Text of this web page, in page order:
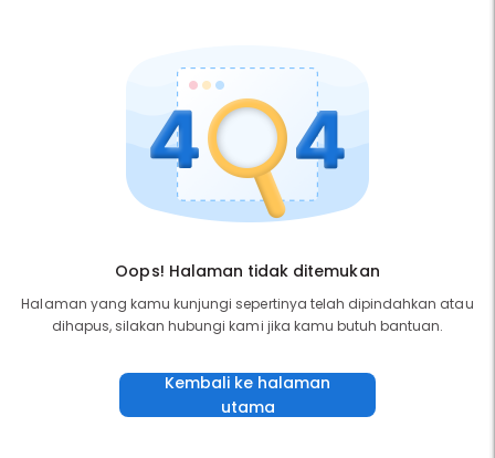
Oops! Halaman tidak ditemukan
Halaman yang kamu kunjungi sepertinya telah dipindahkan atau
dihapus, silakan hubungi kami jika kamu butuh bantuan.
Kembali ke halaman
utama